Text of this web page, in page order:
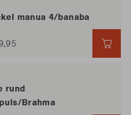
rund
Brahma
manua 4/banaba